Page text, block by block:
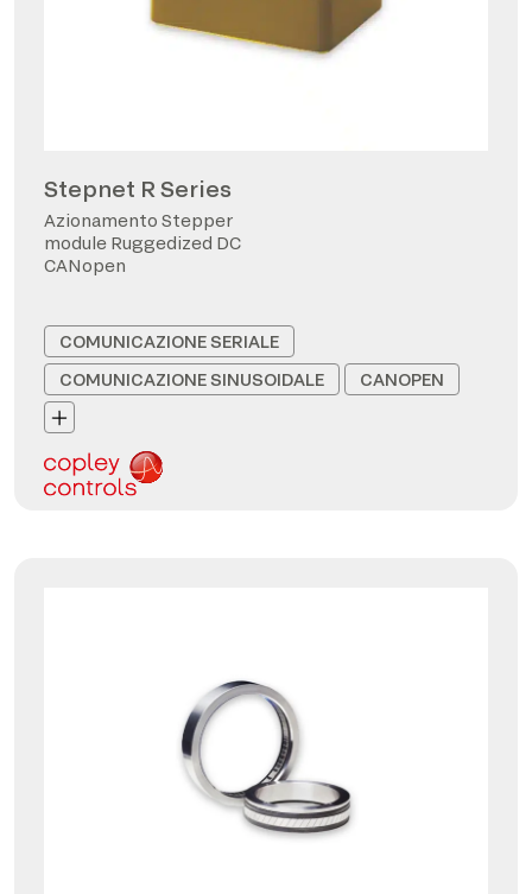
Stepnet R Series
Azionamento Stepper
module Ruggedized DC
CANopen
COMUNICAZIONE SERIALE
COMUNICAZIONE SINUSOIDALE
CANOPEN